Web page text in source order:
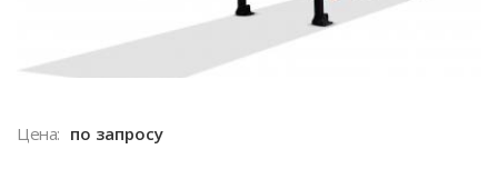
Цена: по запросу